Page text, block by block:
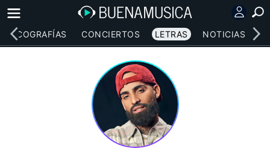
DISCOGRAFÍAS CONCIERTOS LETRAS NOTICIAS